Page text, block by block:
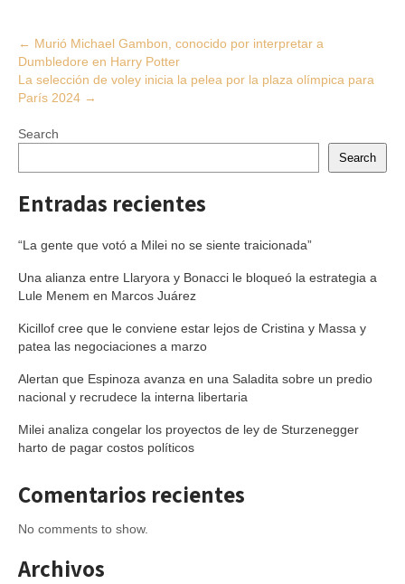
Post
navigation
← Murió Michael Gambon, conocido por interpretar a
Dumbledore en Harry Potter
La selección de voley inicia la pelea por la plaza olímpica para
París 2024 →
Search
Search
Entradas recientes
“La gente que votó a Milei no se siente traicionada”
Una alianza entre Llaryora y Bonacci le bloqueó la estrategia a
Lule Menem en Marcos Juárez
Kicillof cree que le conviene estar lejos de Cristina y Massa y
patea las negociaciones a marzo
Alertan que Espinoza avanza en una Saladita sobre un predio
nacional y recrudece la interna libertaria
Milei analiza congelar los proyectos de ley de Sturzenegger
harto de pagar costos políticos
Comentarios recientes
No comments to show.
Archivos